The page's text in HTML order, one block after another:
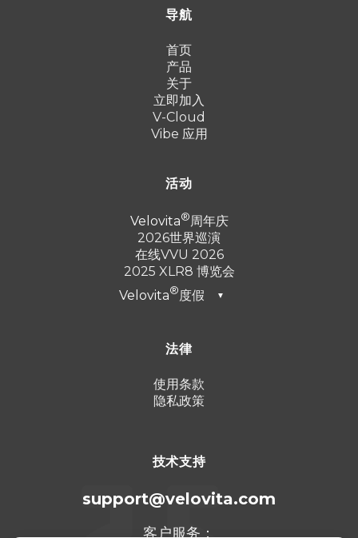
导航
首页
产品
关于
立即加入
V-Cloud
Vibe 应用
活动
Velovita
周年庆
2026世界巡演
在线VVU 2026
2025 XLR8 博览会
Velovita
度假 ▼
土耳其 2025
蓬塔卡纳 2024
坎昆 2023
法律
使用条款
隐私政策
技术支持
support@velovita.com
客户服务：